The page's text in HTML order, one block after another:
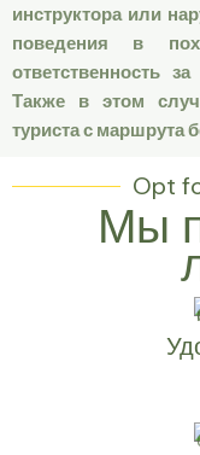
инструктора или
поведения в
ответственность
Также в этом
туриста с маршрута
Opt
Мы